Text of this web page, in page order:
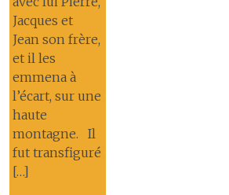
Jacques et
Jean son frère,
et il les
emmena à
l’écart, sur une
haute
montagne. Il
fut transfiguré
[…]